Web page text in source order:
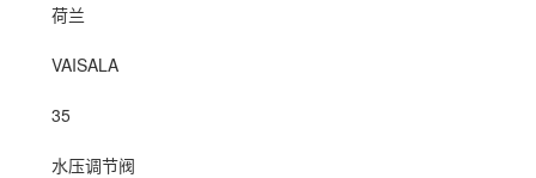
荷兰
VAISALA
35
水压调节阀